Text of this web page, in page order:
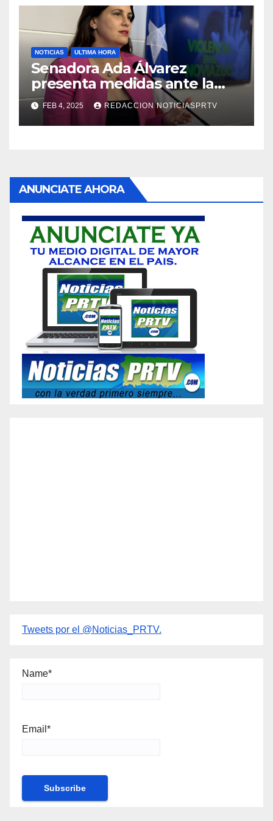
NOTICIAS ULTIMA HORA
Senadora Ada Álvarez
presenta medidas ante la
violencia en el noviazgo
FEB 4, 2025 REDACCION NOTICIASPRTV
ANUNCIATE AHORA
Tweets por el @Noticias_PRTV.
Name*
Email*